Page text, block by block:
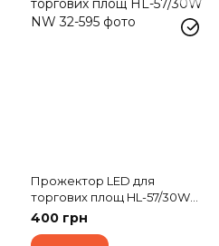
Прожектор LED для
торгових площ HL-57/30W
NW
400 грн